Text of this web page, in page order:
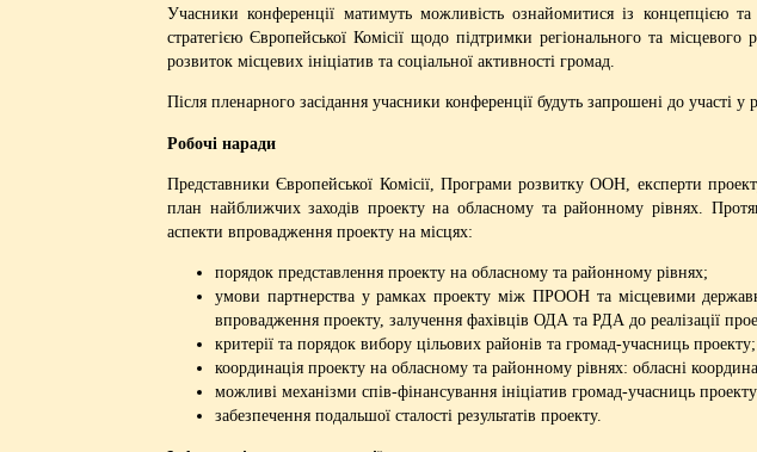
Учасники конференції матимуть можливість ознайомитися із концепцією
стратегією Європейської Комісії щодо підтримки регіонального та
розвиток місцевих ініціатив та соціальної активності громад.
Після пленарного засідання учасники конференції будуть запрошені до
Робочі наради
Представники Європейської Комісії, Програми розвитку ООН, експерти
план найближчих заходів проекту на обласному та районному рівнях.
аспекти впровадження проекту на місцях:
порядок представлення проекту на обласному та районному рівнях;
умови партнерства у рамках проекту між ПРООН та місцевими
впровадження проекту, залучення фахівців ОДА та РДА до реалізації
критерії та порядок вибору цільових районів та громад-учасниць проекту;
координація проекту на обласному та районному рівнях: обласні
можливі механізми спів-фінансування ініціатив громад-учасниць
забезпечення подальшої сталості результатів проекту.